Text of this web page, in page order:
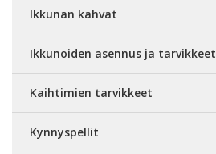
Ikkunan kahvat
Ikkunoiden asennus ja tarvikkeet
Kaihtimien tarvikkeet
Kynnyspellit